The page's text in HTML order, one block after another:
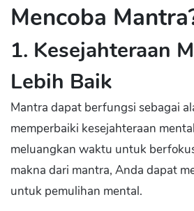
Mencoba
1. Kesejahteraan
Lebih Baik
Mantra dapat berfungsi sebagai
memperbaiki kesejahteraan
meluangkan waktu untuk
makna dari mantra, Anda dapat
untuk pemulihan mental.